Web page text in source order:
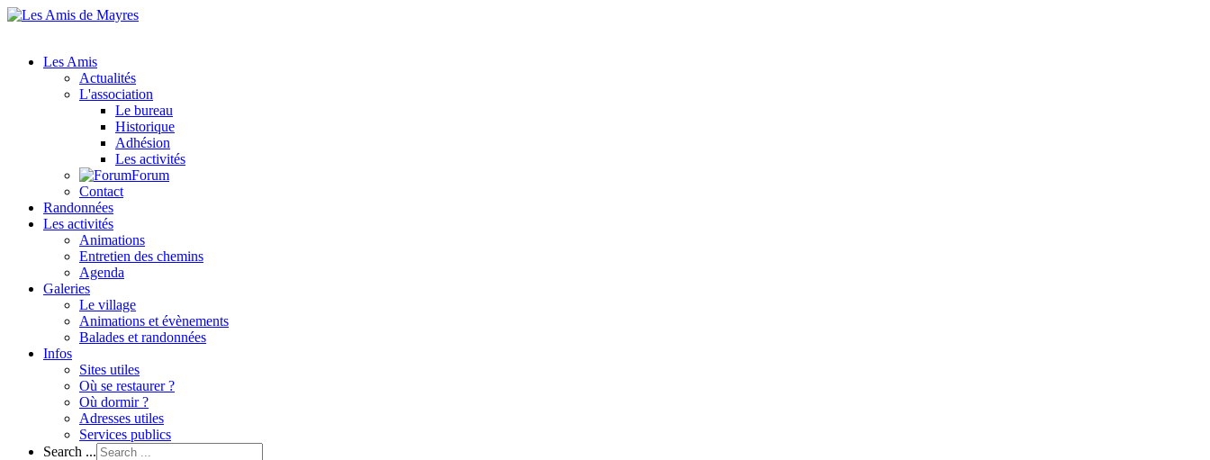
Les Amis
Actualités
L'association
Le bureau
Historique
Adhésion
Les activités
Forum
Contact
Randonnées
Les activités
Animations
Entretien des chemins
Agenda
Galeries
Le village
Animations et évènements
Balades et randonnées
Infos
Sites utiles
Où se restaurer ?
Où dormir ?
Adresses utiles
Services publics
Search ...